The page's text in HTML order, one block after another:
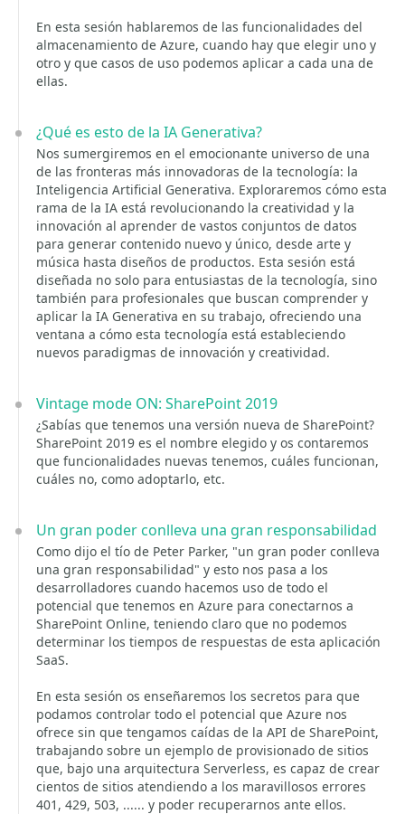
En esta sesión hablaremos de las funcionalidades del
almacenamiento de Azure, cuando hay que elegir uno y
otro y que casos de uso podemos aplicar a cada una de
ellas.
¿Qué es esto de la IA Generativa?
Nos sumergiremos en el emocionante universo de una
de las fronteras más innovadoras de la tecnología: la
Inteligencia Artificial Generativa. Exploraremos cómo esta
rama de la IA está revolucionando la creatividad y la
innovación al aprender de vastos conjuntos de datos
para generar contenido nuevo y único, desde arte y
música hasta diseños de productos. Esta sesión está
diseñada no solo para entusiastas de la tecnología, sino
también para profesionales que buscan comprender y
aplicar la IA Generativa en su trabajo, ofreciendo una
ventana a cómo esta tecnología está estableciendo
nuevos paradigmas de innovación y creatividad.
Vintage mode ON: SharePoint 2019
¿Sabías que tenemos una versión nueva de SharePoint?
SharePoint 2019 es el nombre elegido y os contaremos
que funcionalidades nuevas tenemos, cuáles funcionan,
cuáles no, como adoptarlo, etc.
Un gran poder conlleva una gran responsabilidad
Como dijo el tío de Peter Parker, "un gran poder conlleva
una gran responsabilidad" y esto nos pasa a los
desarrolladores cuando hacemos uso de todo el
potencial que tenemos en Azure para conectarnos a
SharePoint Online, teniendo claro que no podemos
determinar los tiempos de respuestas de esta aplicación
SaaS.
En esta sesión os enseñaremos los secretos para que
podamos controlar todo el potencial que Azure nos
ofrece sin que tengamos caídas de la API de SharePoint,
trabajando sobre un ejemplo de provisionado de sitios
que, bajo una arquitectura Serverless, es capaz de crear
cientos de sitios atendiendo a los maravillosos errores
401, 429, 503, ...... y poder recuperarnos ante ellos.